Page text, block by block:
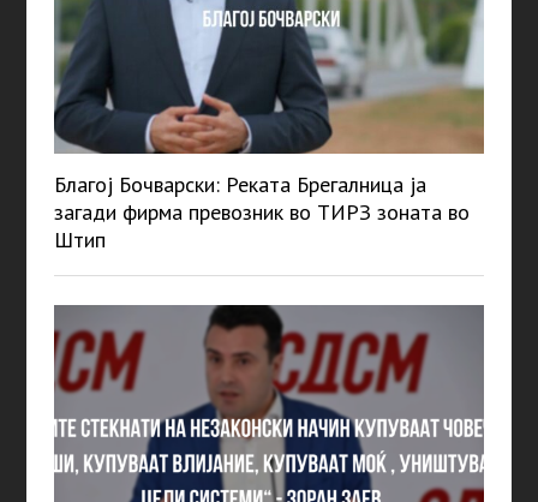
Благој Бочварски: Реката Брегалница ја
загади фирма превозник во ТИРЗ зоната во
Штип